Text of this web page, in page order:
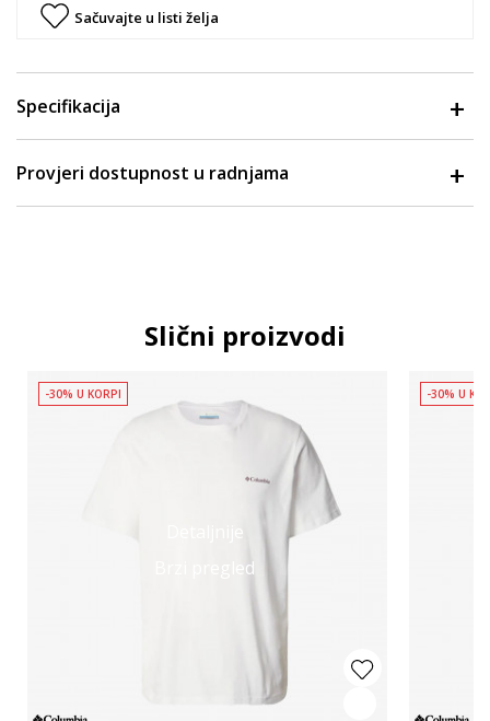
Sačuvajte u listi želja
Specifikacija
Provjeri dostupnost u radnjama
Slični proizvodi
Detaljnije
Brzi pregled
-30% U KORPI -30% U